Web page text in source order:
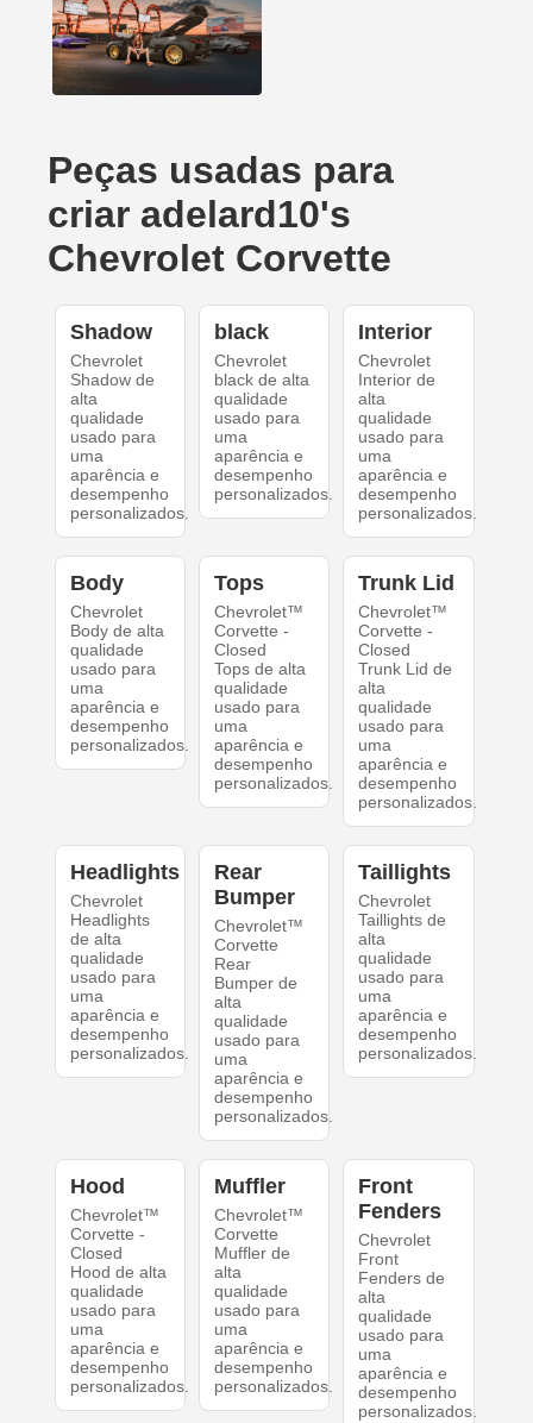
Peças usadas para
criar adelard10's
Chevrolet Corvette
Shadow
Chevrolet
Shadow de
alta
qualidade
usado para
uma
aparência e
desempenho
personalizados.
black
Chevrolet
black de alta
qualidade
usado para
uma
aparência e
desempenho
personalizados.
Interior
Chevrolet
Interior de
alta
qualidade
usado para
uma
aparência e
desempenho
personalizados.
Body
Chevrolet
Body de alta
qualidade
usado para
uma
aparência e
desempenho
personalizados.
Tops
Chevrolet™
Corvette -
Closed
Tops de alta
qualidade
usado para
uma
aparência e
desempenho
personalizados.
Trunk Lid
Chevrolet™
Corvette -
Closed
Trunk Lid de
alta
qualidade
usado para
uma
aparência e
desempenho
personalizados.
Headlights
Chevrolet
Headlights
de alta
qualidade
usado para
uma
aparência e
desempenho
personalizados.
Rear
Bumper
Chevrolet™
Corvette
Rear
Bumper de
alta
qualidade
usado para
uma
aparência e
desempenho
personalizados.
Taillights
Chevrolet
Taillights de
alta
qualidade
usado para
uma
aparência e
desempenho
personalizados.
Hood
Chevrolet™
Corvette -
Closed
Hood de alta
qualidade
usado para
uma
aparência e
desempenho
personalizados.
Muffler
Chevrolet™
Corvette
Muffler de
alta
qualidade
usado para
uma
aparência e
desempenho
personalizados.
Front
Fenders
Chevrolet
Front
Fenders de
alta
qualidade
usado para
uma
aparência e
desempenho
personalizados.